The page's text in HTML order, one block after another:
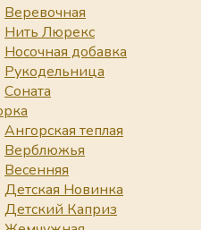
Веревочная
Нить Люрекс
Носочная добавка
Рукодельница
Соната
Ангорская теплая
Верблюжья
Весенняя
Детская Новинка
Детский Каприз